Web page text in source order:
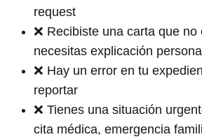
request
❌ Recibiste una carta que no
necesitas explicación
❌ Hay un error en tu
reportar
❌ Tienes una situación
cita médica, emergencia